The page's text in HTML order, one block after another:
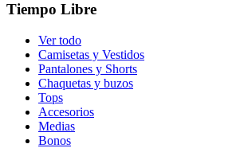
Tiempo Libre
Ver todo
Camisetas y Vestidos
Pantalones y Shorts
Chaquetas y buzos
Tops
Accesorios
Medias
Bonos